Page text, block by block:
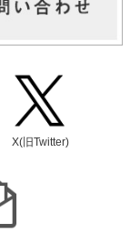
X(旧Twitter)